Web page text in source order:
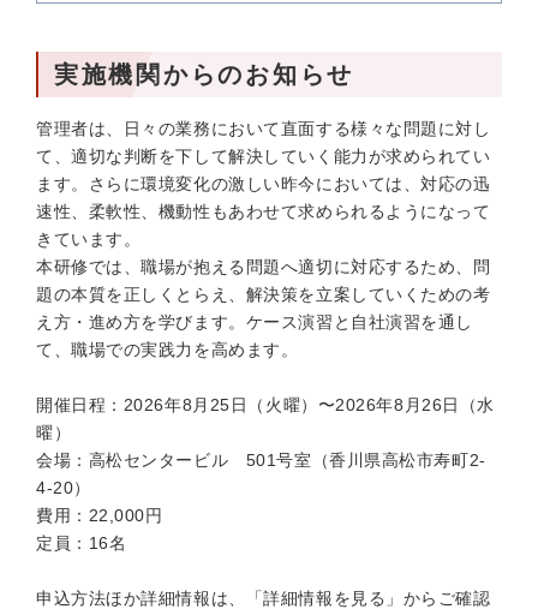
実施機関からのお知らせ
管理者は、日々の業務において直面する様々な問題に対し
て、適切な判断を下して解決していく能力が求められてい
ます。さらに環境変化の激しい昨今においては、対応の迅
速性、柔軟性、機動性もあわせて求められるようになって
きています。
本研修では、職場が抱える問題へ適切に対応するため、問
題の本質を正しくとらえ、解決策を立案していくための考
え方・進め方を学びます。ケース演習と自社演習を通し
て、職場での実践力を高めます。
開催日程：2026年8月25日（火曜）〜2026年8月26日（水
曜）
会場：高松センタービル 501号室（香川県高松市寿町2-
4-20）
費用：22,000円
定員：16名
申込方法ほか詳細情報は、「詳細情報を見る」からご確認